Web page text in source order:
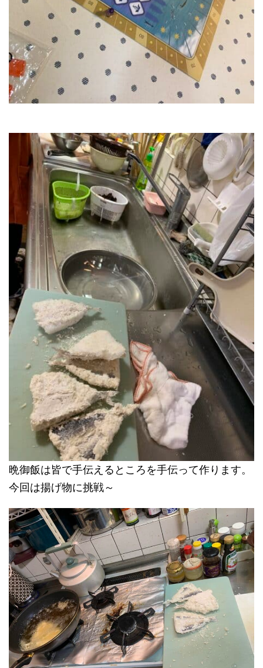
晩御飯は皆で手伝えるところを手伝って作ります。
今回は揚げ物に挑戦～